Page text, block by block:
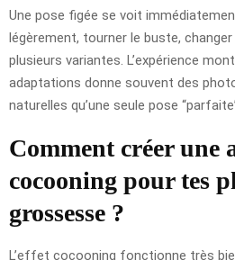
Une pose figée se voit
légèrement, tourner le buste, changer
plusieurs variantes. L’expérience
adaptations donne souvent des
naturelles qu’une seule pose
Comment créer une
cocooning pour tes
grossesse ?
L’effet cocooning fonctionne très